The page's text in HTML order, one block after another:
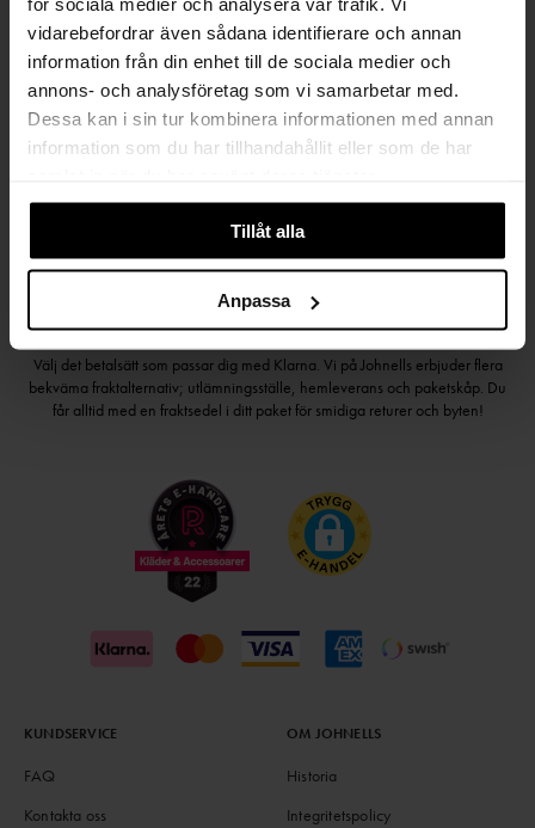
vidarebefordrar även sådana identifierare och annan
information från din enhet till de sociala medier och
annons- och analysföretag som vi samarbetar med.
Dessa kan i sin tur kombinera informationen med annan
information som du har tillhandahållit eller som de har
Tillåt alla
Anpassa
Håll dig uppdaterad
PRENUMERERA PÅ VÅRT NYHETSBREV
PRENUMERERA
HANDLA TRYGGT OCH SMIDIGT
Välj det betalsätt som passar dig med Klarna. Vi på Johnells erbjuder flera
bekväma fraktalternativ; utlämningsställe, hemleverans och paketskåp. Du
får alltid med en fraktsedel i ditt paket för smidiga returer och byten!
KUNDSERVICE
FAQ
Kontakta oss
OM JOHNELLS
Historia
Integritetspolicy